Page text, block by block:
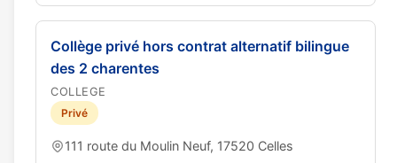
Collège privé hors contrat alternatif bilingue
des 2 charentes
COLLEGE
Privé
111 route du Moulin Neuf, 17520 Celles